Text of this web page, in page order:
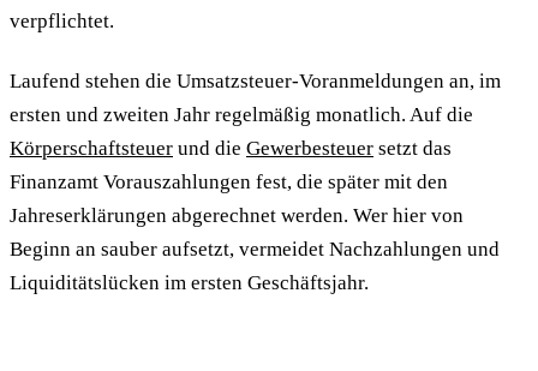
verpflichtet.
Laufend stehen die Umsatzsteuer-Voranmeldungen an, im
ersten und zweiten Jahr regelmäßig monatlich. Auf die
Körperschaftsteuer und die Gewerbesteuer setzt das
Finanzamt Vorauszahlungen fest, die später mit den
Jahreserklärungen abgerechnet werden. Wer hier von
Beginn an sauber aufsetzt, vermeidet Nachzahlungen und
Liquiditätslücken im ersten Geschäftsjahr.